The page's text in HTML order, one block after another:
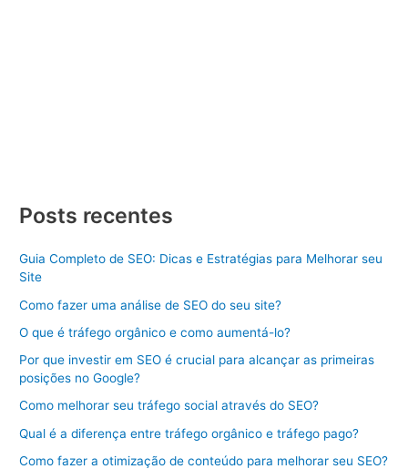
Site
Piauí
Posts recentes
Guia Completo de SEO: Dicas e Estratégias para Melhorar seu
Site
Como fazer uma análise de SEO do seu site?
O que é tráfego orgânico e como aumentá-lo?
Por que investir em SEO é crucial para alcançar as primeiras
posições no Google?
Como melhorar seu tráfego social através do SEO?
Qual é a diferença entre tráfego orgânico e tráfego pago?
Como fazer a otimização de conteúdo para melhorar seu SEO?